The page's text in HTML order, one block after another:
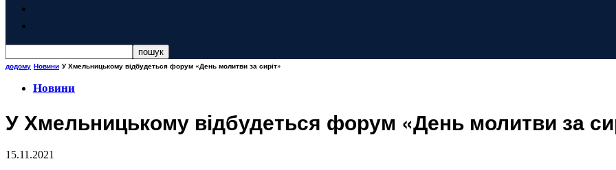
додому Новини У Хмельницькому відбудеться форум «День молитви за сиріт»
Новини
У Хмельницькому відбудеться форум «День молитви за
15.11.2021